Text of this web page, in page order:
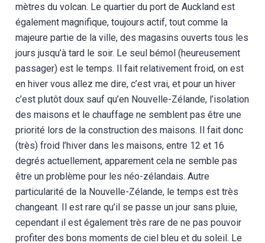
mètres du volcan. Le quartier du port de Auckland est
également magnifique, toujours actif, tout comme la
majeure partie de la ville, des magasins ouverts tous les
jours jusqu’à tard le soir. Le seul bémol (heureusement
passager) est le temps. Il fait relativement froid, on est
en hiver vous allez me dire, c’est vrai, et pour un hiver
c’est plutôt doux sauf qu’en Nouvelle-Zélande, l’isolation
des maisons et le chauffage ne semblent pas être une
priorité lors de la construction des maisons. Il fait donc
(très) froid l’hiver dans les maisons, entre 12 et 16
degrés actuellement, apparement cela ne semble pas
être un problème pour les néo-zélandais. Autre
particularité de la Nouvelle-Zélande, le temps est très
changeant. Il est rare qu’il se passe un jour sans pluie,
cependant il est également très rare de ne pas pouvoir
profiter des bons moments de ciel bleu et du soleil. Le